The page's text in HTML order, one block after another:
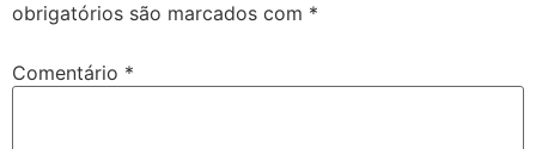
obrigatórios são marcados com *
Comentário *